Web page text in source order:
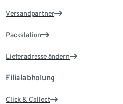
Versandpartner
Packstation
Lieferadresse ändern
Filialabholung
Click & Collect